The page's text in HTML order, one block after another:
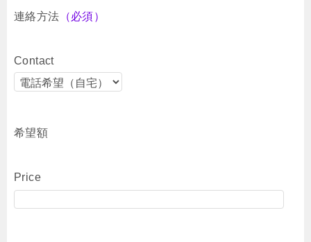
連絡方法 （必須）
Contact
希望額
Price